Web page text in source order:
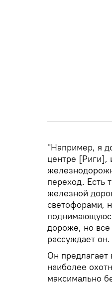
"Например, я
центре [Риги],
переход. Есть
железной
светофорами,
дороже, но
рассуждает он.
Он
наиболее
максимально